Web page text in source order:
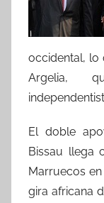
occidental, lo
Argelia,
El doble
Bissau llega
Marruecos
gira africana